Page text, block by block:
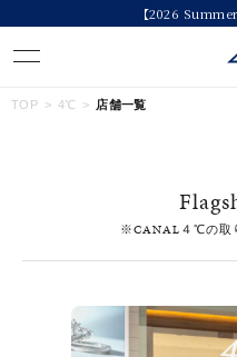
【2026
#ダイヤモンド ネ
#エタニティ
#ジュエリー
TOP 4℃ 店舗一覧
※CANAL４℃の取